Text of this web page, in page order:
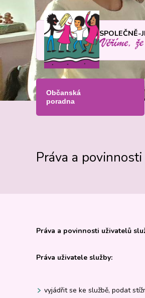
SPOLEČNĚ-
Občanská
poradna
Práva a
Práva a povinnosti uživatelů
Práva uživatele služby:
vyjádřit se ke službě, podat